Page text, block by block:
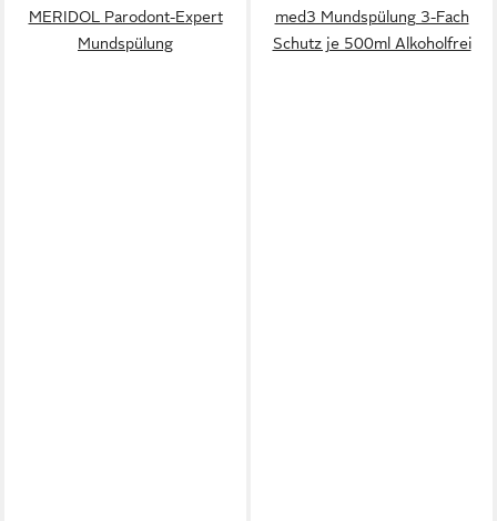
MERIDOL Parodont-Expert
Mundspülung
med3 Mundspülung 3-Fach
Schutz je 500ml Alkoholfrei